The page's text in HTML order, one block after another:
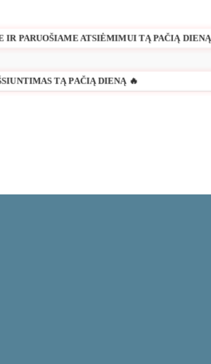
IR PARUOŠIAME ATSIĖMIMUI TĄ PAČIĄ
TĄ PAČIĄ DIENĄ 🔥